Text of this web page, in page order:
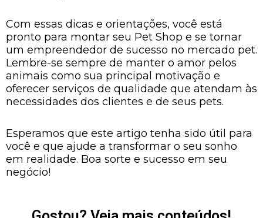
Com essas dicas e orientações, você está
pronto para montar seu Pet Shop e se tornar
um empreendedor de sucesso no mercado pet.
Lembre-se sempre de manter o amor pelos
animais como sua principal motivação e
oferecer serviços de qualidade que atendam às
necessidades dos clientes e de seus pets.
Esperamos que este artigo tenha sido útil para
você e que ajude a transformar o seu sonho
em realidade. Boa sorte e sucesso em seu
negócio!